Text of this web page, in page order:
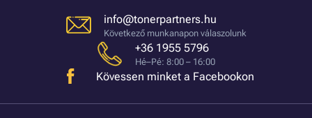
info@tonerpartners.hu
Következő munkanapon válaszolunk
+36 1955 5796
Hé–Pé: 8:00 – 16:00
Kövessen minket a Facebookon